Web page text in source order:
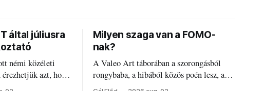
által júliusra
némi közéleti
érezhetjük azt, hogy
Milyen szaga van a FOMO-
nak?
A Valeo Art táborában a szorongásból
rongybaba, a hibából közös poén lesz, a
régi diákszínjátszók pedig újra és újra